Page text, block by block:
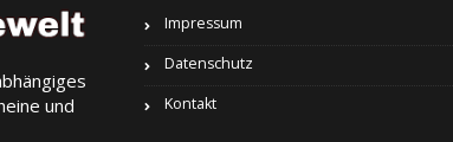
und
Impressum
Datenschutz
Kontakt